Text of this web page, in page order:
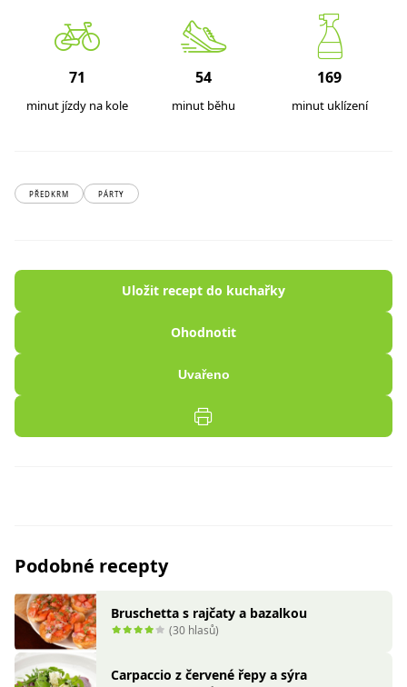
71
minut jízdy na kole
54
minut běhu
169
minut uklízení
PŘEDKRM PÁRTY
Uložit recept do kuchařky
Ohodnotit
Uvařeno
Podobné recepty
Bruschetta s rajčaty a bazalkou
(30 hlasů)
Carpaccio z červené řepy a sýra